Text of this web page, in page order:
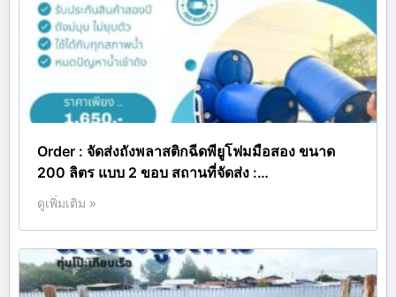
Order : จัดส่งถังพลาสติกฉีดพียูโฟมมือสอง ขนาด
200 ลิตร แบบ 2 ขอบ สถานที่จัดส่ง :…
ดูเพิ่มเติม »